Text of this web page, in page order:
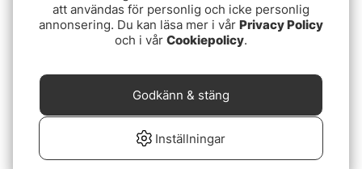
Slutsåld
att användas för personlig och icke personlig
annonsering. Du kan läsa mer i vår Privacy Policy
och i vår Cookiepolicy.
Inställningar
Godkänn & stäng